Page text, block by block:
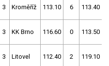
3 Kroměříž 113.10 6 113.40
3 KK Brno 116.60 0 113.50
3 Litovel 112.40 2 119.10